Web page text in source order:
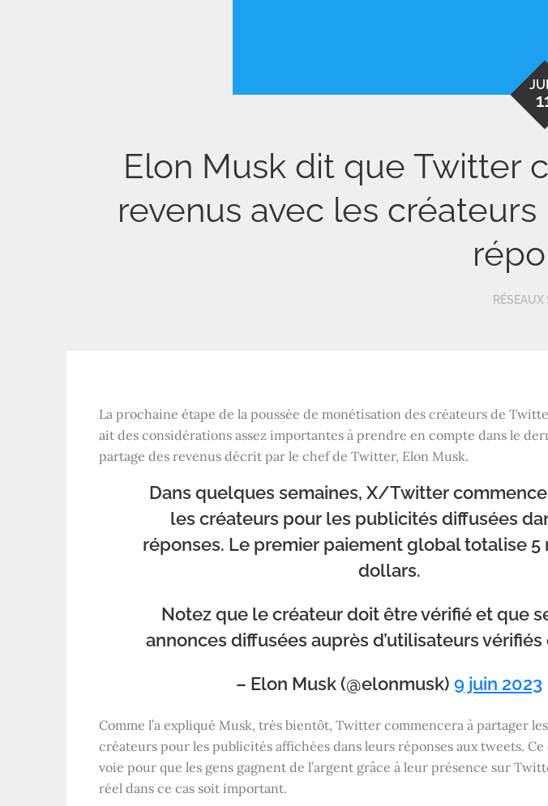
Elon Musk dit que Twitter
revenus avec les
La prochaine étape de la poussée de monétisation des créateurs de
ait des considérations assez importantes à prendre en compte dans le
partage des revenus décrit par le chef de Twitter, Elon Musk.
Dans quelques semaines, X/Twitter
les créateurs pour les publicités diffusées
réponses. Le premier paiement global totalise 5
dollars.
Notez que le créateur doit être vérifié et que
annonces diffusées auprès d’utilisateurs
– Elon Musk (@elonmusk) 9 juin 2023
Comme l’a expliqué Musk, très bientôt, Twitter commencera à partager
créateurs pour les publicités affichées dans leurs réponses aux tweets.
voie pour que les gens gagnent de l’argent grâce à leur présence sur
réel dans ce cas soit important.